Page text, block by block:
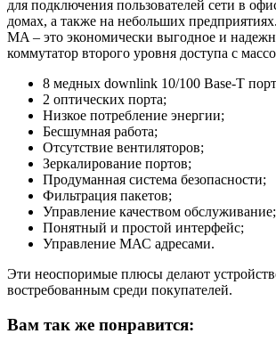
для подключения пользователей сети в
домах, а также на небольших
MA – это экономически выгодное и
коммутатор второго уровня доступа с
8 медных downlink 10/100 Base-T
2 оптических порта;
Низкое потребление энергии;
Бесшумная работа;
Отсутствие вентиляторов;
Зеркалирование портов;
Продуманная система безопасности;
Фильтрация пакетов;
Управление качеством обслуживание;
Понятный и простой интерфейс;
Управление МАС адресами.
Эти неоспоримые плюсы делают
востребованным среди покупателей.
Вам так же понравится: